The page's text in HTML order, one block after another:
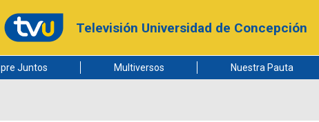
Televisión Universidad de Concepción
Juntos Multiversos Nuestra Pauta